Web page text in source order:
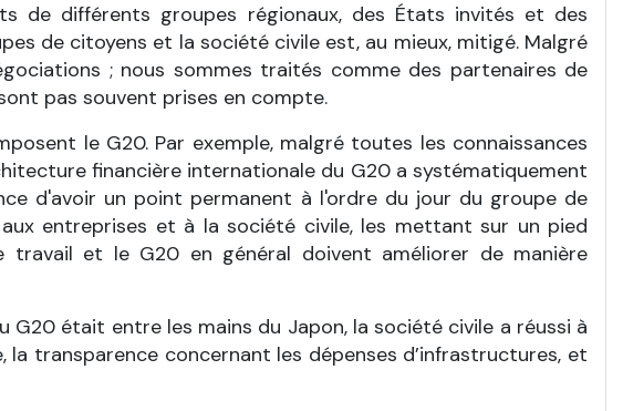
de différents groupes régionaux, des États invités et des
de citoyens et la société civile est, au mieux, mitigé. Malgré
; nous sommes traités comme des partenaires de
pas souvent prises en compte.
le G20. Par exemple, malgré toutes les connaissances
financière internationale du G20 a systématiquement
d'avoir un point permanent à l'ordre du jour du groupe de
entreprises et à la société civile, les mettant sur un pied
travail et le G20 en général doivent améliorer de manière
G20 était entre les mains du Japon, la société civile a réussi à
transparence concernant les dépenses d’infrastructures, et